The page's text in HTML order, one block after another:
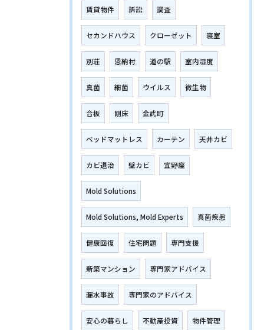
賃貸物件 訴訟 調査
セカンドハウス クローゼット 寝室
別荘 恩納村 道の駅 室内湿度
真菌 細菌 ウイルス 微生物
合板 剛床 金武町
ベッドマットレス カーテン 天井カビ
カビ退治 壁カビ 宜野座
Mold Solutions
Mold Solutions, Mold Experts 真菌疾患
健康回復 住宅問題 専門支援
新築マンション 専門家アドバイス
漏水事故 専門家のアドバイス
安心の暮らし 不動産投資 物件管理